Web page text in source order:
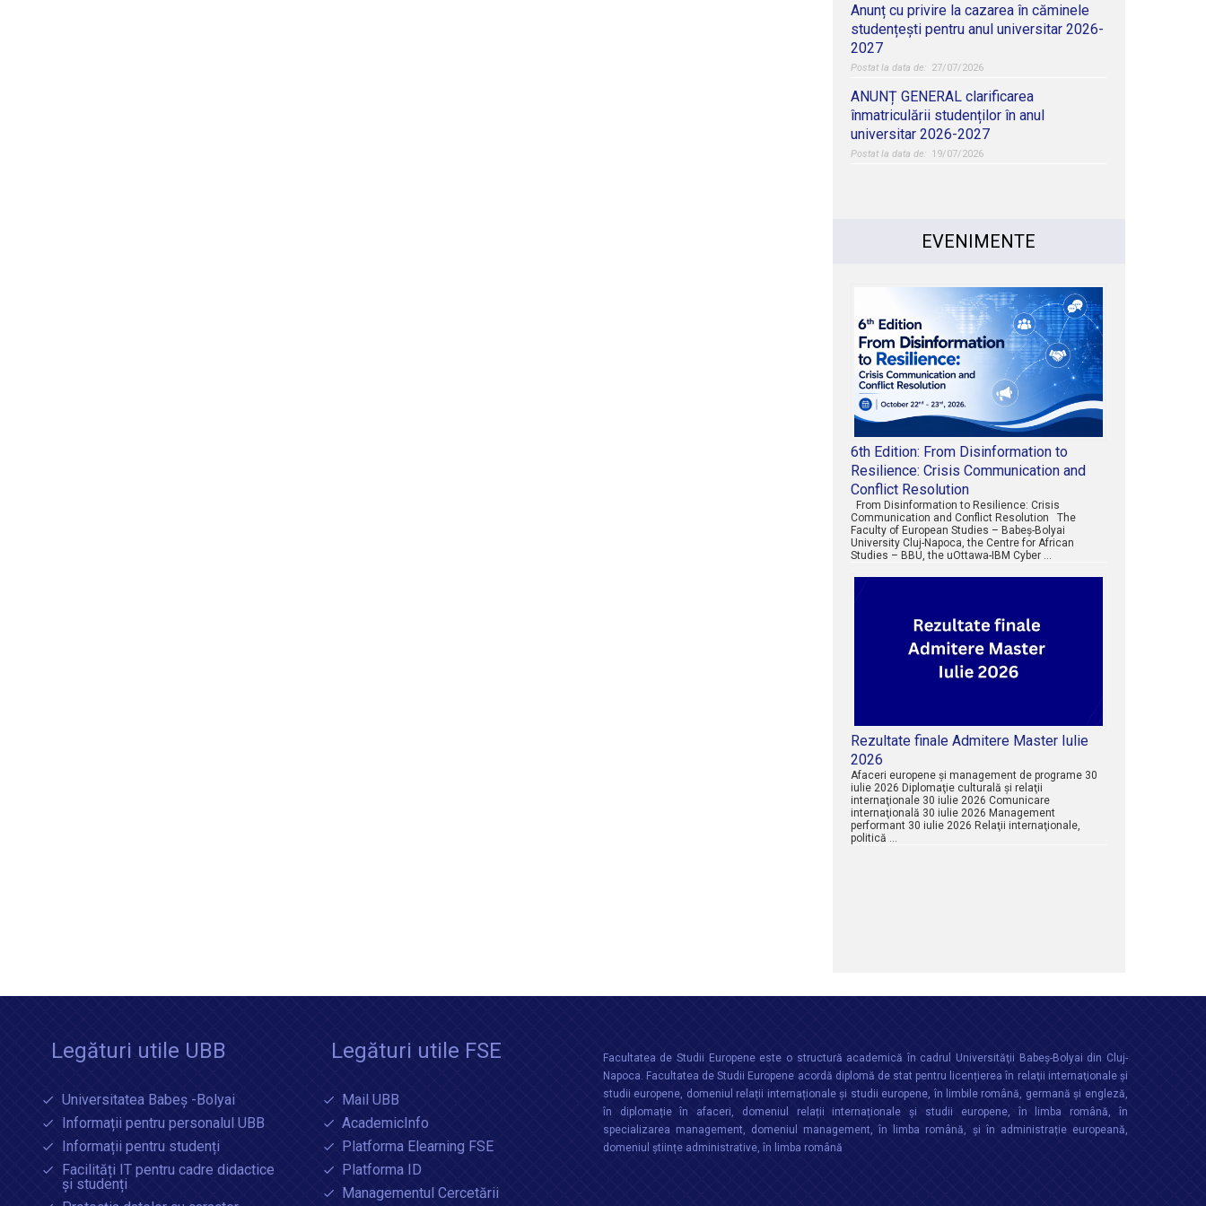
Anunț cu privire la cazarea în căminele
studențești pentru anul universitar 2026-
2027
27/07/2026
ANUNȚ GENERAL clarificarea
înmatriculării studenților în anul
universitar 2026-2027
19/07/2026
EVENIMENTE
6th Edition: From Disinformation to
Resilience: Crisis Communication and
Conflict Resolution
From Disinformation to Resilience: Crisis
Communication and Conflict Resolution The
Faculty of European Studies – Babeș-Bolyai
University Cluj-Napoca, the Centre for African
Studies – BBU, the uOttawa-IBM Cyber …
Rezultate finale Admitere Master Iulie
2026
Afaceri europene şi management de programe 30
iulie 2026 Diplomaţie culturală şi relaţii
internaţionale 30 iulie 2026 Comunicare
internaţională 30 iulie 2026 Management
performant 30 iulie 2026 Relaţii internaţionale,
politică …
Legături utile UBB
Universitatea Babeș -Bolyai
Informații pentru personalul UBB
Informații pentru studenți
Facilități IT pentru cadre didactice
și studenți
Legături utile FSE
Mail UBB
AcademicInfo
Platforma Elearning FSE
Platforma ID
Managementul Cercetării
Facultatea de Studii Europene este o structură academică în cadrul Universităţii Babeș-Bolyai din Cluj-
Napoca. Facultatea de Studii Europene acordă diplomă de stat pentru licențierea în relaţii internaţionale şi
studii europene, domeniul relații internaționale şi studii europene, în limbile română, germană și engleză,
în diplomație în afaceri, domeniul relații internaționale și studii europene, în limba română, în
specializarea management, domeniul management, în limba română, și în administrație europeană,
domeniul științe administrative, în limba română